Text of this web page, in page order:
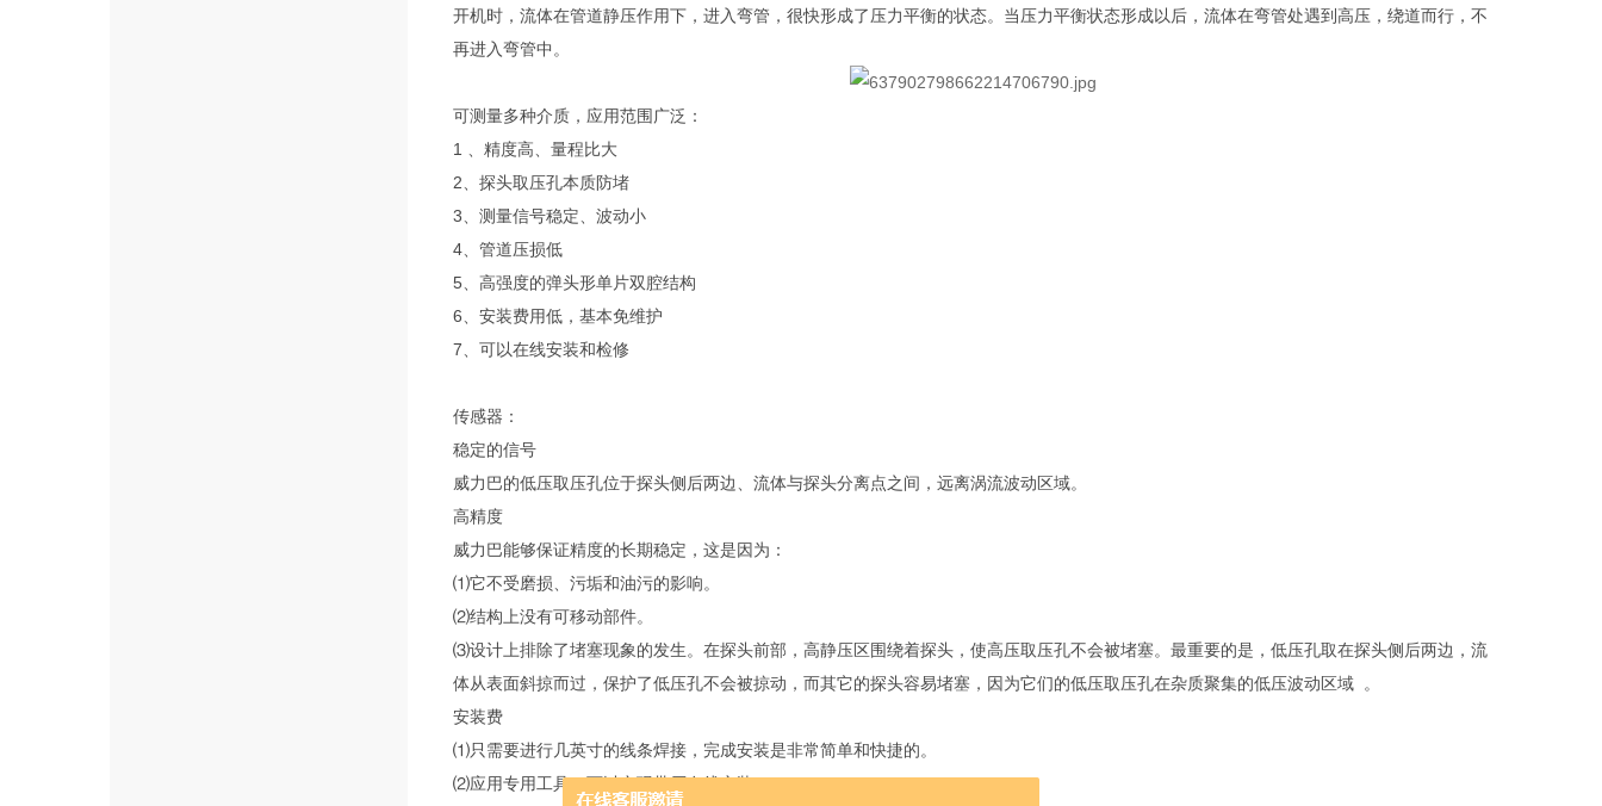
开机时，流体在管道静压作用下，进入弯管，很快形成了压力平衡的状态。当压力平衡状态形成以后，流体在弯管处遇到高压，绕道而行，不
再进入弯管中。
可测量多种介质，应用范围广泛：
1 、精度高、量程比大
2、探头取压孔本质防堵
3、测量信号稳定、波动小
4、管道压损低
5、高强度的弹头形单片双腔结构
6、安装费用低，基本免维护
7、可以在线安装和检修
传感器：
稳定的信号
威力巴的低压取压孔位于探头侧后两边、流体与探头分离点之间，远离涡流波动区域。
高精度
威力巴能够保证精度的长期稳定，这是因为：
⑴它不受磨损、污垢和油污的影响。
⑵结构上没有可移动部件。
⑶设计上排除了堵塞现象的发生。在探头前部，高静压区围绕着探头，使高压取压孔不会被堵塞。最重要的是，低压孔取在探头侧后两边，流
体从表面斜掠而过，保护了低压孔不会被掠动，而其它的探头容易堵塞，因为它们的低压取压孔在杂质聚集的低压波动区域 。
安装费
⑴只需要进行几英寸的线条焊接，完成安装是非常简单和快捷的。
⑵应用专用工具，可以实现带压在线安装。